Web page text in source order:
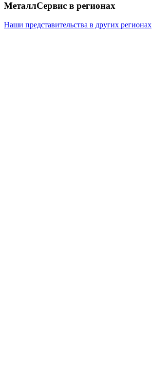
МеталлСервис в регионах
Наши представительства в других регионах